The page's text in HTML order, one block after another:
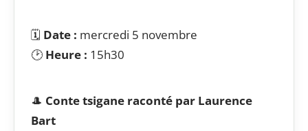
🗓️ Date : mercredi 5 novembre
🕑 Heure : 15h30
🎩 Conte tsigane raconté par Laurence
Bart